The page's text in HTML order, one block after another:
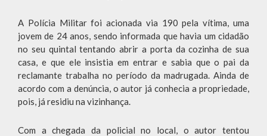
A Polícia Militar foi acionada via 190 pela vítima, uma
jovem de 24 anos, sendo informada que havia um cidadão
no seu quintal tentando abrir a porta da cozinha de sua
casa, e que ele insistia em entrar e sabia que o pai da
reclamante trabalha no período da madrugada. Ainda de
acordo com a denúncia, o autor já conhecia a propriedade,
pois, já residiu na vizinhança.
Com a chegada da policial no local, o autor tentou